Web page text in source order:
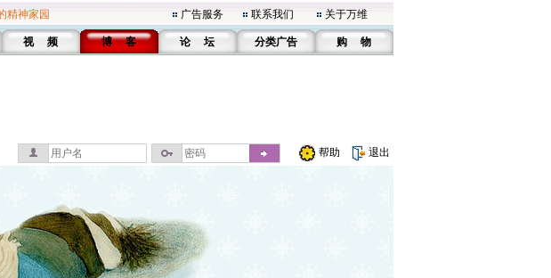
精神家园 广告服务 联系我们 关于万维
视 频 博 客 论 坛 分类广告 购 物
帮助 退出